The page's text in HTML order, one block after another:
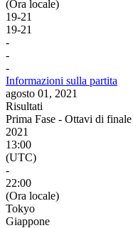
(Ora locale)
19-21
19-21
-
-
-
Informazioni sulla partita
agosto 01, 2021
Risultati
Prima Fase - Ottavi di
2021
13:00
(UTC)
-
22:00
(Ora locale)
Tokyo
Giappone